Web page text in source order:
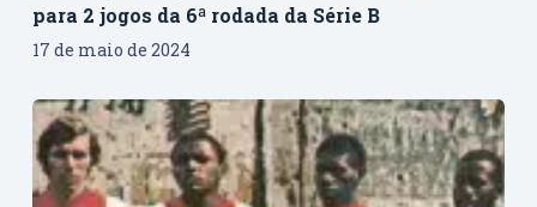
para 2 jogos da 6ª rodada da Série B
17 de maio de 2024